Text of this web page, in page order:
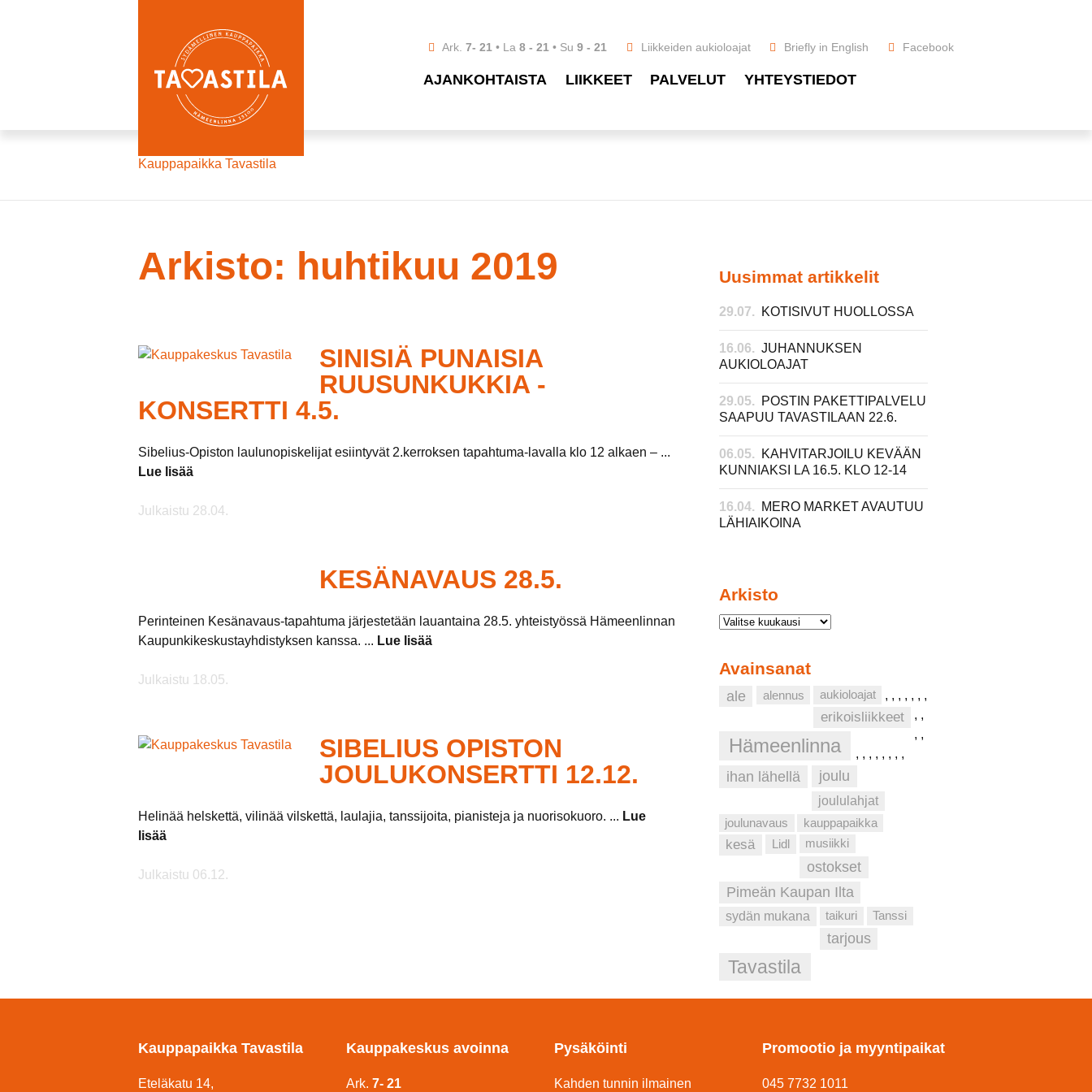
Ark. 7- 21 La 8 - 21 Su 9 - 21 Liikkeiden aukioloajat Briefly in English Facebook
AJANKOHTAISTA LIIKKEET PALVELUT YHTEYSTIEDOT
Kauppapaikka Tavastila
Arkisto: huhtikuu 2019
SINISIÄ PUNAISIA
RUUSUNKUKKIA -
KONSERTTI 4.5.
Sibelius-Opiston laulunopiskelijat esiintyvät 2.kerroksen tapahtuma-lavalla klo 12 alkaen – ...
Lue lisää
Julkaistu 28.04.
KESÄNAVAUS 28.5.
Perinteinen Kesänavaus-tapahtuma järjestetään lauantaina 28.5. yhteistyössä Hämeenlinnan
Kaupunkikeskustayhdistyksen kanssa. ... Lue lisää
Julkaistu 18.05.
SIBELIUS OPISTON
JOULUKONSERTTI 12.12.
Helinää helskettä, vilinää vilskettä, laulajia, tanssijoita, pianisteja ja nuorisokuoro. ... Lue
lisää
Julkaistu 06.12.
Uusimmat artikkelit
29.07. KOTISIVUT HUOLLOSSA
16.06. JUHANNUKSEN
AUKIOLOAJAT
29.05.
POSTIN PAKETTIPALVELU
SAAPUU TAVASTILAAN 22.6.
06.05.
KAHVITARJOILU KEVÄÄN
KUNNIAKSI LA 16.5. KLO 12-14
16.04.
MERO MARKET AVAUTUU
LÄHIAIKOINA
Arkisto
Avainsanat
ale ,
alennus ,
aukioloajat ,
erikoisliikkeet
,
Hämeenlinna
,
ihan lähellä
,
joulu
,
joululahjat
,
joulunavaus
,
kauppapaikka
,
kesä
,
Lidl
,
musiikki
,
ostokset
,
Pimeän Kaupan Ilta
,
sydän mukana
,
taikuri
,
Tanssi
,
tarjous
,
Tavastila
Kauppapaikka Tavastila
Eteläkatu 14,
Kauppakeskus avoinna
Ark.7- 21
Pysäköinti
Kahden tunnin ilmainen
Promootio ja myyntipaikat
045 7732 1011